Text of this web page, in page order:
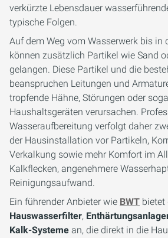
verkürzte Lebensdauer
typische Folgen.
Auf dem Weg vom Wasserwerk bis in
können zusätzlich Partikel wie Sand
gelangen. Diese Partikel und die
beanspruchen Leitungen und
tropfende Hähne, Störungen oder
Haushaltsgeräten verursachen.
Wasseraufbereitung verfolgt daher
der Hausinstallation vor Partikeln,
Verkalkung sowie mehr Komfort im
Kalkflecken, angenehmere
Reinigungsaufwand.
Ein führender Anbieter wie BWT bietet
Hauswasserfilter,
Kalk-Systeme an, die direkt in die